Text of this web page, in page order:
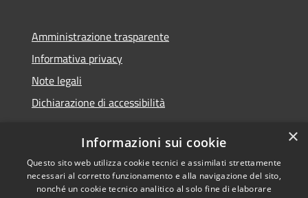
Amministrazione trasparente
Informativa privacy
Note legali
Dichiarazione di accessibilità
RSS
Accessibilità
Copyright © 2026 • Comune di
Santa Teresa Gallura •
×
Informazioni sui cookie
Questo sito web utilizza cookie tecnici e assimilati strettamente
necessari al corretto funzionamento e alla navigazione del sito,
nonché un cookie tecnico analitico al solo fine di elaborare